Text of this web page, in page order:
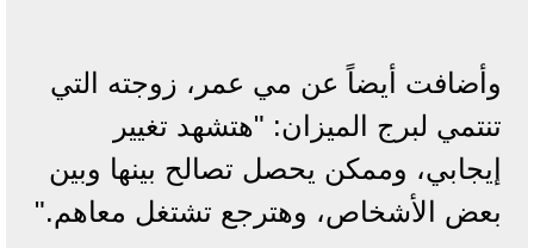
وأضافت أيضاً عن مي عمر، زوجته التي
تنتمي لبرج الميزان: "هتشهد تغيير
إيجابي، وممكن يحصل تصالح بينها وبين
بعض الأشخاص، وهترجع تشتغل معاهم."